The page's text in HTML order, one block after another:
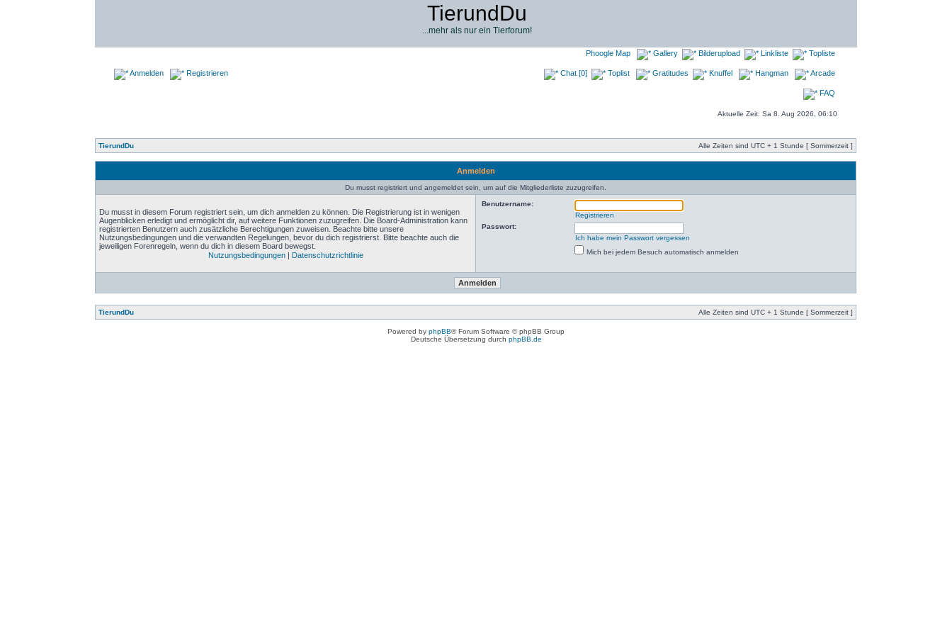
TierundDu
...mehr als nur ein Tierforum!
Anmelden Registrieren
Phoogle Map Gallery Bilderupload Linkliste Topliste
Chat [0] Toplist Gratitudes Knuffel Hangman Arcade
FAQ
Aktuelle Zeit: Sa 8. Aug 2026, 06:10
TierundDu Alle Zeiten sind UTC + 1 Stunde [ Sommerzeit ]
Anmelden
Du musst registriert und angemeldet sein, um auf die Mitgliederliste zuzugreifen.
Du musst in diesem Forum registriert sein, um dich anmelden zu können. Die Registrierung ist in wenigen
Augenblicken erledigt und ermöglicht dir, auf weitere Funktionen zuzugreifen. Die Board-Administration kann
registrierten Benutzern auch zusätzliche Berechtigungen zuweisen. Beachte bitte unsere
Nutzungsbedingungen und die verwandten Regelungen, bevor du dich registrierst. Bitte beachte auch die
jeweiligen Forenregeln, wenn du dich in diesem Board bewegst.
Nutzungsbedingungen| Datenschutzrichtlinie
Benutzername:
Registrieren
Passwort:
Ich habe mein Passwort vergessen
Mich bei jedem Besuch automatisch anmelden
TierundDu Alle Zeiten sind UTC + 1 Stunde [ Sommerzeit ]
Powered by phpBB® Forum Software © phpBB Group
Deutsche Übersetzung durch phpBB.de